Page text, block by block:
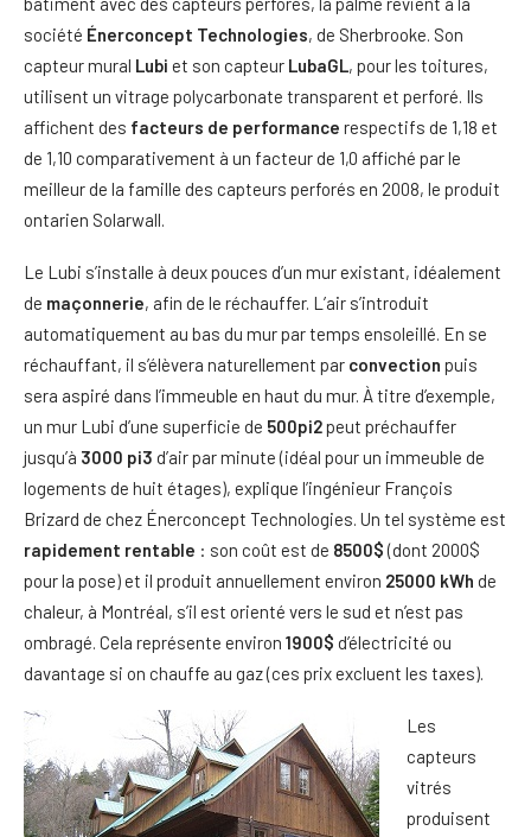
société Énerconcept Technologies, de Sherbrooke. Son
capteur mural Lubi et son capteur LubaGL, pour les toitures,
utilisent un vitrage polycarbonate transparent et perforé. Ils
affichent des facteurs de performance respectifs de 1,18 et
de 1,10 comparativement à un facteur de 1,0 affiché par le
meilleur de la famille des capteurs perforés en 2008, le produit
ontarien Solarwall.
Le Lubi s’installe à deux pouces d’un mur existant, idéalement
de maçonnerie, afin de le réchauffer. L’air s’introduit
automatiquement au bas du mur par temps ensoleillé. En se
réchauffant, il s’élèvera naturellement par convection puis
sera aspiré dans l’immeuble en haut du mur. À titre d’exemple,
un mur Lubi d’une superficie de 500pi2peut préchauffer
jusqu’à 3000 pi3 d’air par minute (idéal pour un immeuble de
logements de huit étages), explique l’ingénieur François
Brizard de chez Énerconcept Technologies. Un tel système est
rapidement rentable : son coût est de 8500$(dont 2000$
pour la pose) et il produit annuellement environ 25000 kWh de
chaleur, à Montréal, s’il est orienté vers le sud et n’est pas
ombragé. Cela représente environ 1900$ d’électricité ou
davantage si on chauffe au gaz (ces prix excluent les taxes).
Les
capteurs
vitrés
produisent